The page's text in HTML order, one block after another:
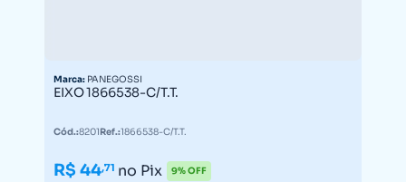
Marca: PANEGOSSI
EIXO 1866538-C/T.T.
Cód.:8201Ref.:1866538-C/T.T.
R$ 44,71 no Pix 9% OFF